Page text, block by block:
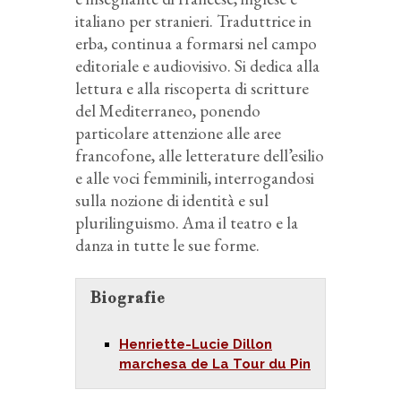
italiano per stranieri. Traduttrice in
erba, continua a formarsi nel campo
editoriale e audiovisivo. Si dedica alla
lettura e alla riscoperta di scritture
del Mediterraneo, ponendo
particolare attenzione alle aree
francofone, alle letterature dell’esilio
e alle voci femminili, interrogandosi
sulla nozione di identità e sul
plurilinguismo. Ama il teatro e la
danza in tutte le sue forme.
Biografie
Henriette-Lucie Dillon
marchesa de La Tour du Pin